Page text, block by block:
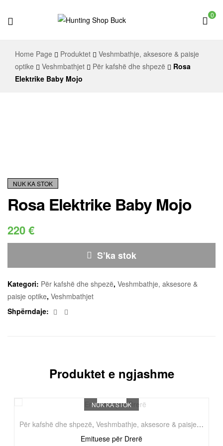
Shop
Buck
0
Home Page Produktet
Veshmbathje, aksesore & paisje
optike
Veshmbathjet Për kafshë dhe shpezë
Rosa
Elektrike Baby Mojo
NUK KA STOK
Rosa Elektrike Baby Mojo
220€
S’ka stok
Kategori: Për kafshë dhe shpezë, Veshmbathje, aksesore &
paisje optike, Veshmbathjet
Shpërndaje:
Facebook
Produktet e ngjashme
NUK KA STOK
Për kafshë dhe shpezë, Veshmbathje, aksesore & paisje optike
Emituese për Drerë